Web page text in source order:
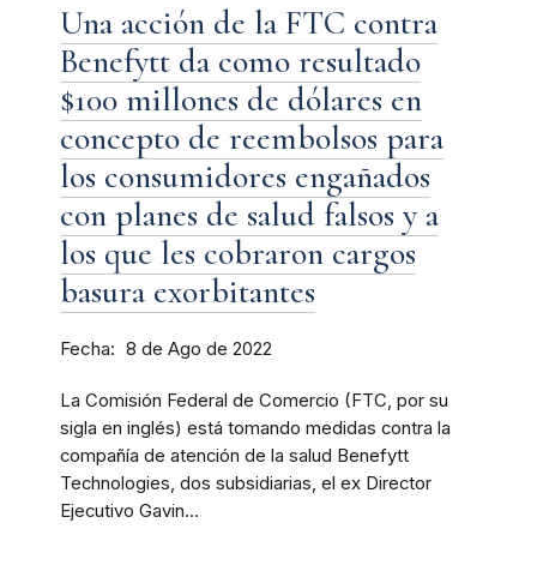
Una acción de la FTC contra
Benefytt da como resultado
$100 millones de dólares en
concepto de reembolsos para
los consumidores engañados
con planes de salud falsos y a
los que les cobraron cargos
basura exorbitantes
Fecha 8 de Ago de 2022
La Comisión Federal de Comercio (FTC, por su
sigla en inglés) está tomando medidas contra la
compañía de atención de la salud Benefytt
Technologies, dos subsidiarias, el ex Director
Ejecutivo Gavin...